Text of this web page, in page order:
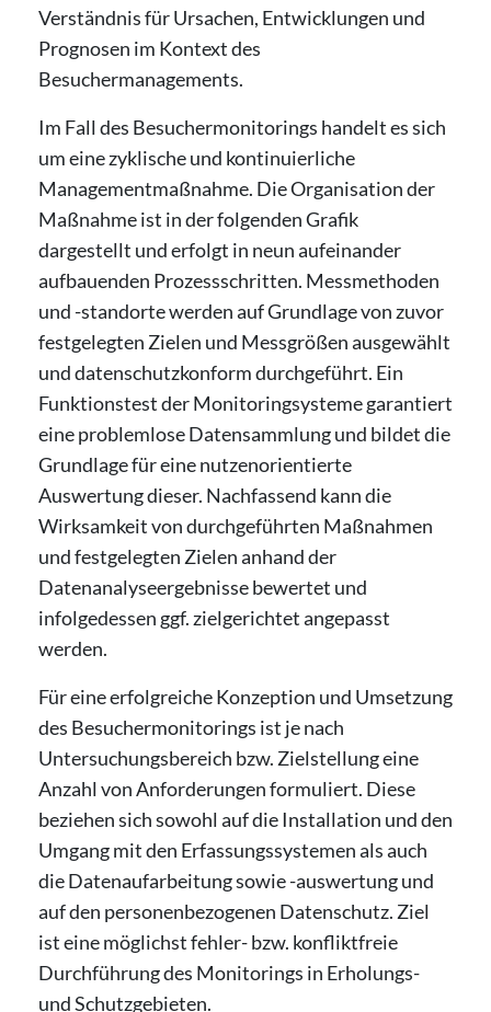
Verständnis für Ursachen, Entwicklungen und
Prognosen im Kontext des
Besuchermanagements.
Im Fall des Besuchermonitorings handelt es sich
um eine zyklische und kontinuierliche
Managementmaßnahme. Die Organisation der
Maßnahme ist in der folgenden Grafik
dargestellt und erfolgt in neun aufeinander
aufbauenden Prozessschritten. Messmethoden
und -standorte werden auf Grundlage von zuvor
festgelegten Zielen und Messgrößen ausgewählt
und datenschutzkonform durchgeführt. Ein
Funktionstest der Monitoringsysteme garantiert
eine problemlose Datensammlung und bildet die
Grundlage für eine nutzenorientierte
Auswertung dieser. Nachfassend kann die
Wirksamkeit von durchgeführten Maßnahmen
und festgelegten Zielen anhand der
Datenanalyseergebnisse bewertet und
infolgedessen ggf. zielgerichtet angepasst
werden.
Für eine erfolgreiche Konzeption und Umsetzung
des Besuchermonitorings ist je nach
Untersuchungsbereich bzw. Zielstellung eine
Anzahl von Anforderungen formuliert. Diese
beziehen sich sowohl auf die Installation und den
Umgang mit den Erfassungssystemen als auch
die Datenaufarbeitung sowie -auswertung und
auf den personenbezogenen Datenschutz. Ziel
ist eine möglichst fehler- bzw. konfliktfreie
Durchführung des Monitorings in Erholungs-
und Schutzgebieten.